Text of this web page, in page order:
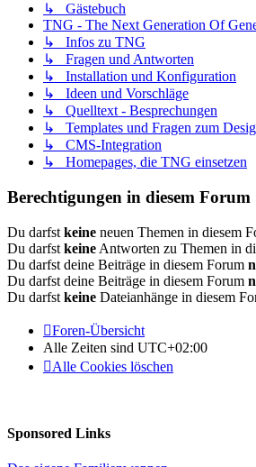
↳ Gästebuch
TNG - The Next Generation Of
↳ Infos zu TNG
↳ Fragen und Antworten
↳ Installation und Konfiguration
↳ Ideen und Vorschläge
↳ Quelltext - Besprechungen
↳ Templates und Fragen zum
↳ CMS-Integration
↳ Homepages, die TNG einsetzen
Berechtigungen in diesem Forum
Du darfst keine neuen Themen in diesem
Du darfst keine Antworten zu Themen in
Du darfst deine Beiträge in diesem Forum
Du darfst deine Beiträge in diesem Forum
Du darfst keine Dateianhänge in diesem
Foren-Übersicht
Alle Zeiten sind UTC+02:00
Alle Cookies löschen
Sponsored Links